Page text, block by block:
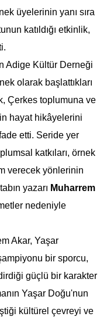
üyelerinin yanı sıra
katıldığı etkinlik,
Adige Kültür Derneği
olarak başlattıkları
Çerkes toplumuna ve
hayat hikâyelerini
etti. Seride yer
katkıları, örnek
verecek yönlerinin
yazarı Muharrem
nedeniyle
Akar, Yaşar
bir sporcu,
güçlü bir karakter
Yaşar Doğu'nun
kültürel çevreyi ve